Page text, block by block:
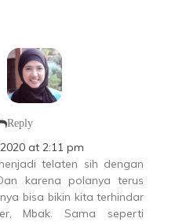
Reply
at 2:11 pm
telaten sih dengan
karena polanya terus
bisa bikin kita terhindar
Mbak. Sama seperti